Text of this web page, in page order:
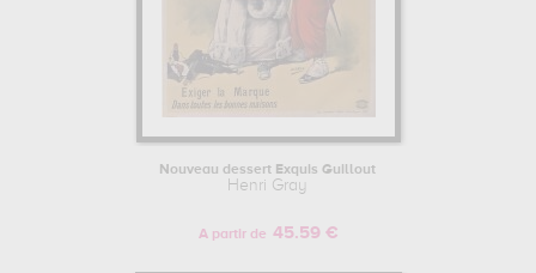
Nouveau dessert Exquis Guillout
Henri Gray
A partir de 45.59 €